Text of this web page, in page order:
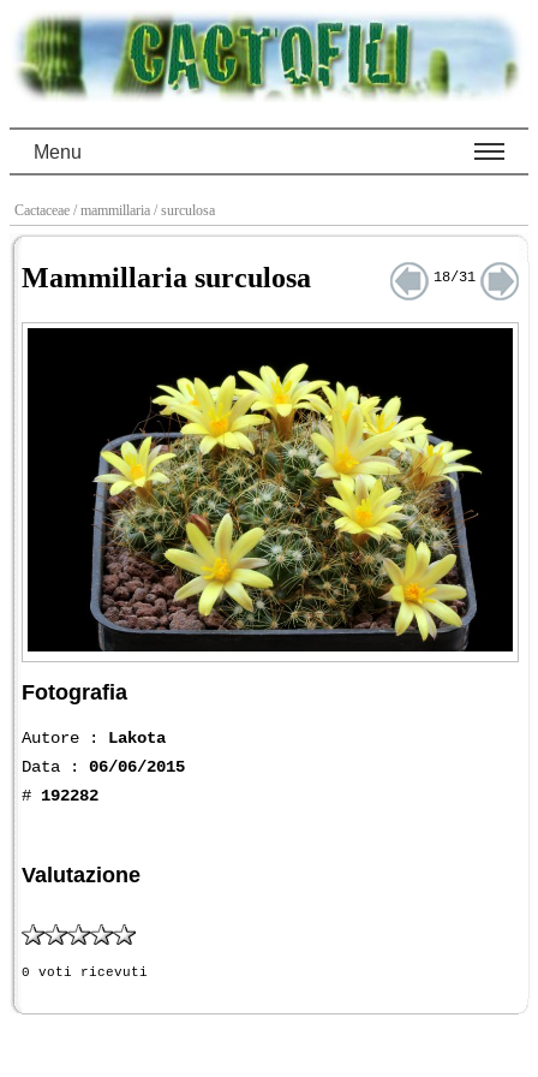
Menu
Cactaceae / mammillaria / surculosa
Mammillaria surculosa 18/31
Fotografia
Autore : Lakota
Data : 06/06/2015
# 192282
Valutazione
0 voti ricevuti